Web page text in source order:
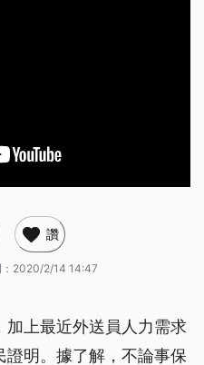
讚
2020/2/14 14:47
上最近外送員人力需求
證明。據了解，不論事保